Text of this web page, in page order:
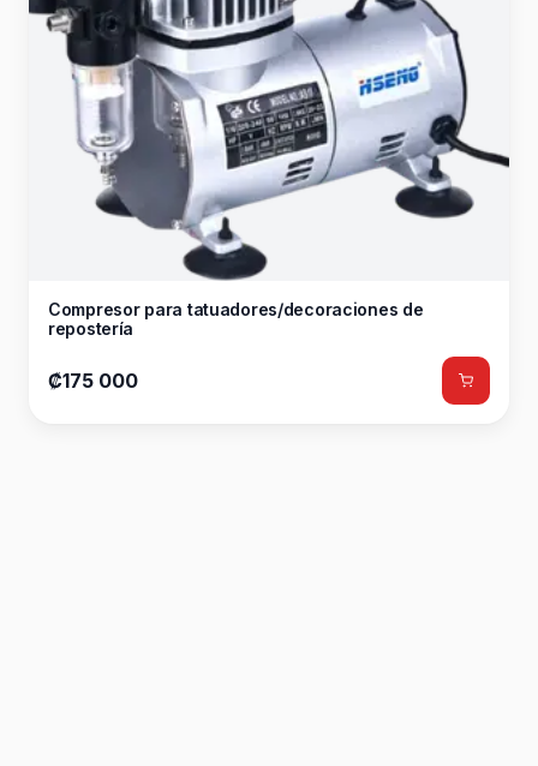
Compresor para tatuadores/decoraciones de
repostería
₡175 000